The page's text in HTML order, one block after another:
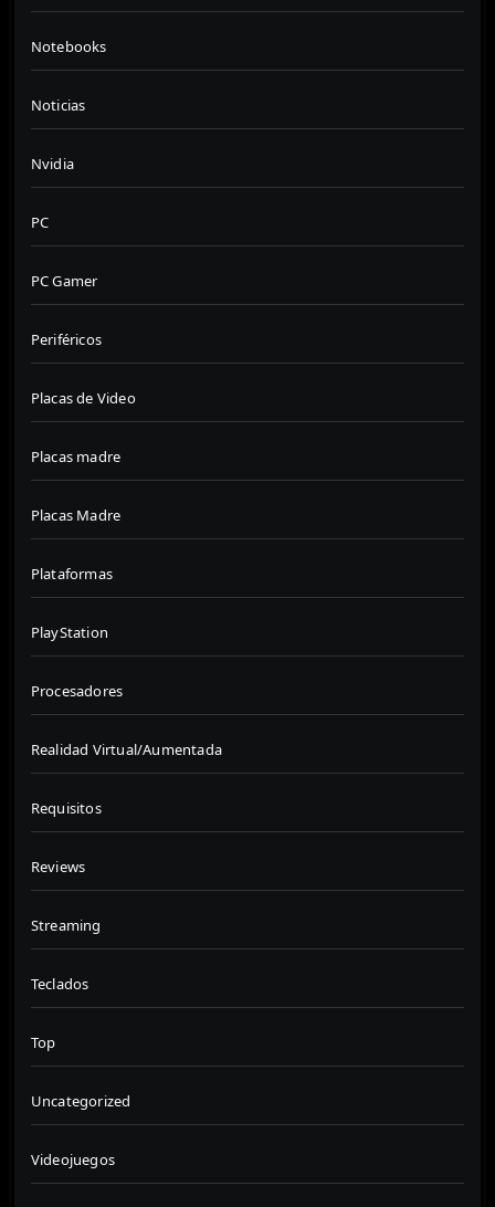
Notebooks
Noticias
Nvidia
PC
PC Gamer
Periféricos
Placas de Video
Placas madre
Placas Madre
Plataformas
PlayStation
Procesadores
Realidad Virtual/Aumentada
Requisitos
Reviews
Streaming
Teclados
Top
Uncategorized
Videojuegos